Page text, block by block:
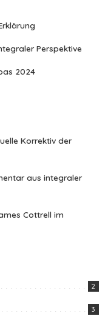
Perspektive
2024
Korrektiv der
aus integraler
Cottrell im
2
3